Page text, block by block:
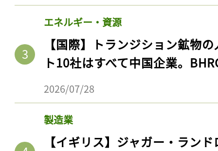
エネルギー・資源
【国際】トランジション鉱物
ト10社はすべて中国企業。
2026/07/28
製造業
【イギリス】ジャガー・ラン